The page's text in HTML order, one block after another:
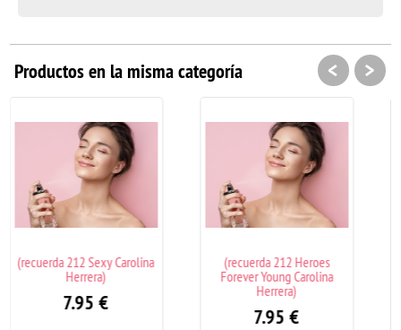
Productos en la misma categoría
(recuerda 212 Heroes
Forever Young Carolina
7.95
(recuerda Agua de Rocío
Victorio & Lucchino)
7.95
< >